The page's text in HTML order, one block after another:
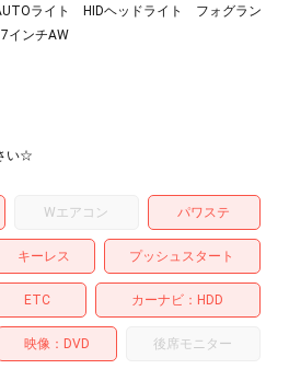
ライト HIDヘッドライト フォグラン
ンチAW
い☆
Wエアコン パワステ
キーレス プッシュスタート
ETC カーナビ HDD
映像 DVD 後席モニター